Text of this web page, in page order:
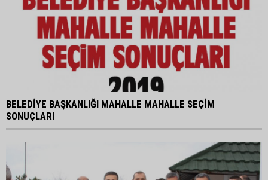
BELEDİYE BAŞKANLIĞI MAHALLE MAHALLE SEÇİM
SONUÇLARI